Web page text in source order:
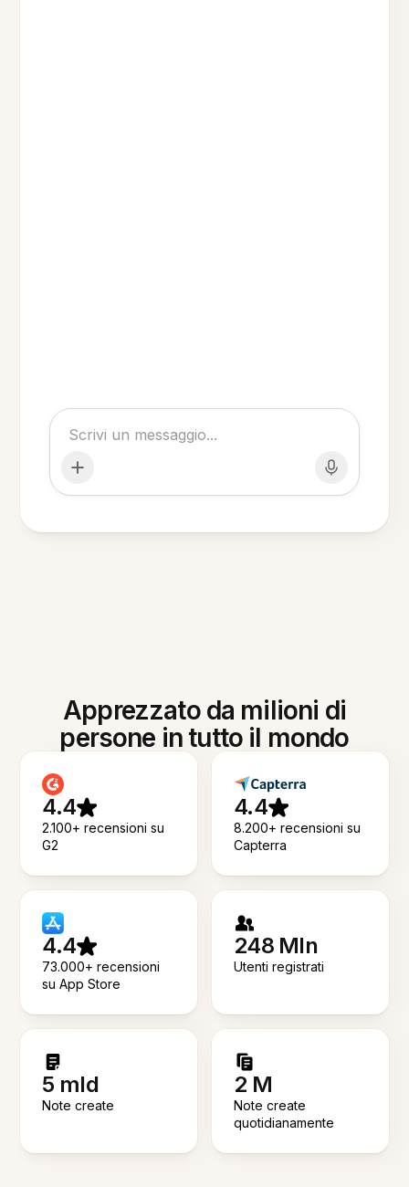
Apprezzato da milioni di
persone in tutto il mondo
4.4
2.100+ recensioni su
G2
4.4
8.200+ recensioni su
Capterra
4.4
73.000+ recensioni
su App Store
248 Mln
Utenti registrati
5 mld
Note create
2 M
Note create
quotidianamente